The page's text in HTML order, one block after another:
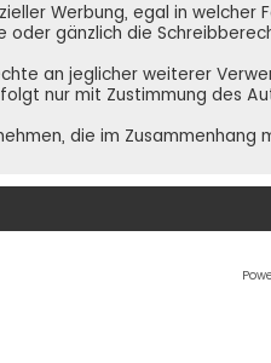
Werbung, egal in welcher
gänzlich die
an jeglicher weiterer
nur mit Zustimmung des
die im Zusammenhang